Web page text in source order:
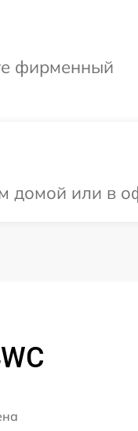
фирменный
домой или в